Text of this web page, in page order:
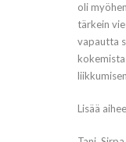
oli
tärkein
vapautta
kokemista
Lisää